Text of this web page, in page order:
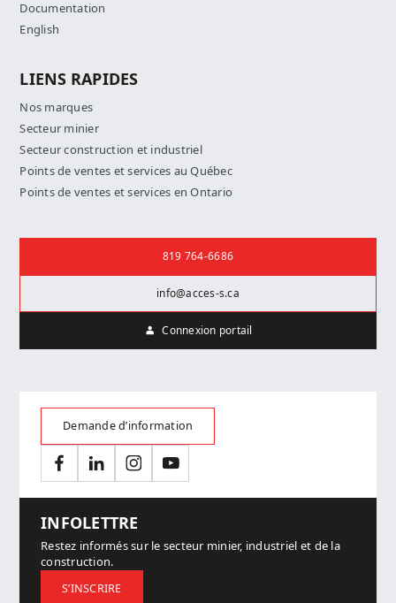
Documentation
English
LIENS RAPIDES
Nos marques
Secteur minier
Secteur construction et industriel
Points de ventes et services au Québec
Points de ventes et services en Ontario
819 764-6686
info@acces-s.ca
Connexion portail
Demande d’information
FacebookLinkedInInstagramYouTube
INFOLETTRE
Restez informés sur le secteur minier, industriel et de la
construction.
S’INSCRIRE